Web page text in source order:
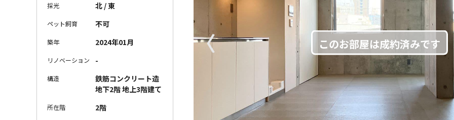
〈
採光 北 / 東
ペット飼育 不可
築年 2024年01月
リノベーション -
構造
鉄筋コンクリート造
地下2階 地上3階建て
所在階 2階